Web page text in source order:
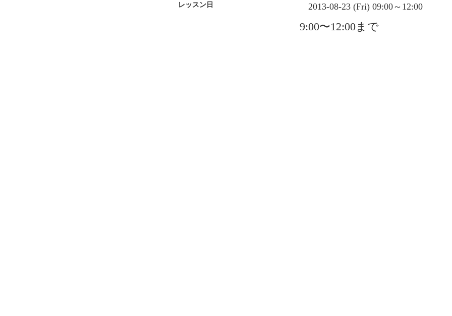
レッスン日 2013-08-23 (Fri) 09:00～12:00
9:00〜12:00まで